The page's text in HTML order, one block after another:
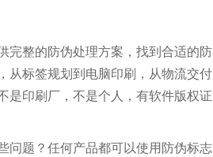
完整的防伪处理方案，找到合适的防
从标签规划到电脑印刷，从物流交付
是印刷厂，不是个人，有软件版权证
问题？任何产品都可以使用防伪标志